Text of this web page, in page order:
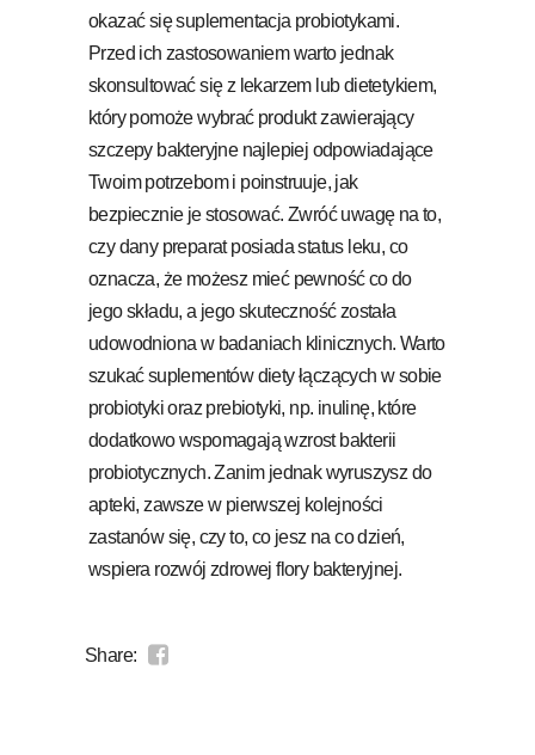
okazać się suplementacja probiotykami.
Przed ich zastosowaniem warto jednak
skonsultować się z lekarzem lub dietetykiem,
który pomoże wybrać produkt zawierający
szczepy bakteryjne najlepiej odpowiadające
Twoim potrzebom i poinstruuje, jak
bezpiecznie je stosować. Zwróć uwagę na to,
czy dany preparat posiada status leku, co
oznacza, że możesz mieć pewność co do
jego składu, a jego skuteczność została
udowodniona w badaniach klinicznych. Warto
szukać suplementów diety łączących w sobie
probiotyki oraz prebiotyki, np. inulinę, które
dodatkowo wspomagają wzrost bakterii
probiotycznych. Zanim jednak wyruszysz do
apteki, zawsze w pierwszej kolejności
zastanów się, czy to, co jesz na co dzień,
wspiera rozwój zdrowej flory bakteryjnej.
Share: